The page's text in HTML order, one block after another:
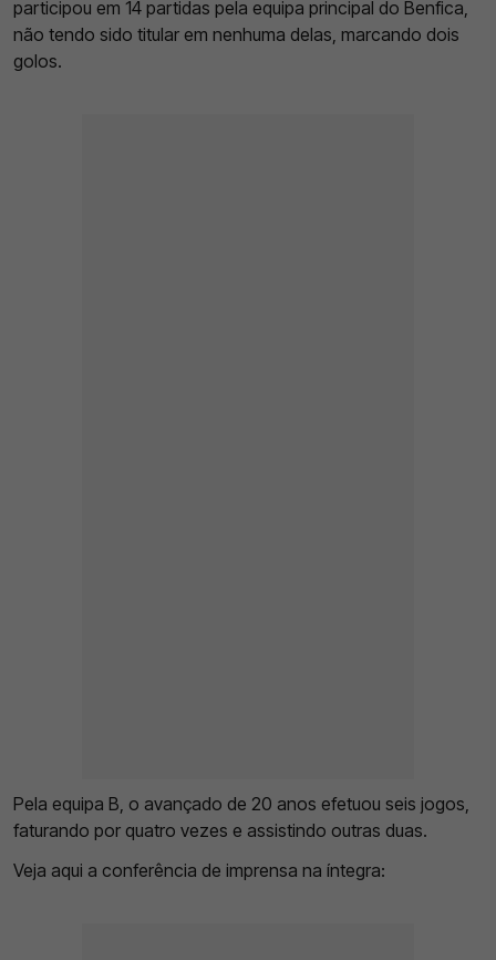
participou em 14 partidas pela equipa principal do Benfica,
não tendo sido titular em nenhuma delas, marcando dois
golos.
Pela equipa B, o avançado de 20 anos efetuou seis jogos,
faturando por quatro vezes e assistindo outras duas.
Veja aqui a conferência de imprensa na íntegra: